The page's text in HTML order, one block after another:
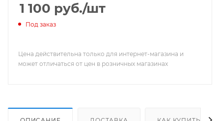
1 100 руб./шт
Под заказ
Цена действительна только для интернет-магазина и
может отличаться от цен в розничных магазинах